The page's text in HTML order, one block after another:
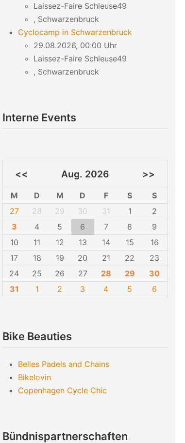
Laissez-Faire Schleuse49
, Schwarzenbruck
Cyclocamp in Schwarzenbruck
29.08.2026, 00:00 Uhr
Laissez-Faire Schleuse49
, Schwarzenbruck
Interne Events
<< Aug. 2026 >>
M D M D F S
S
27
28 29 30 31 1
2
3
4 5 6 7 8
9
10
11 12 13 14 15
16
17
18 19 20 21 22
23
24
25 26 27 28 29
30
31
1 2 3 4 5 6
Bike Beauties
Belles Padels and Chains
Bikelovin
Copenhagen Cycle Chic
Bündnispartnerschaften